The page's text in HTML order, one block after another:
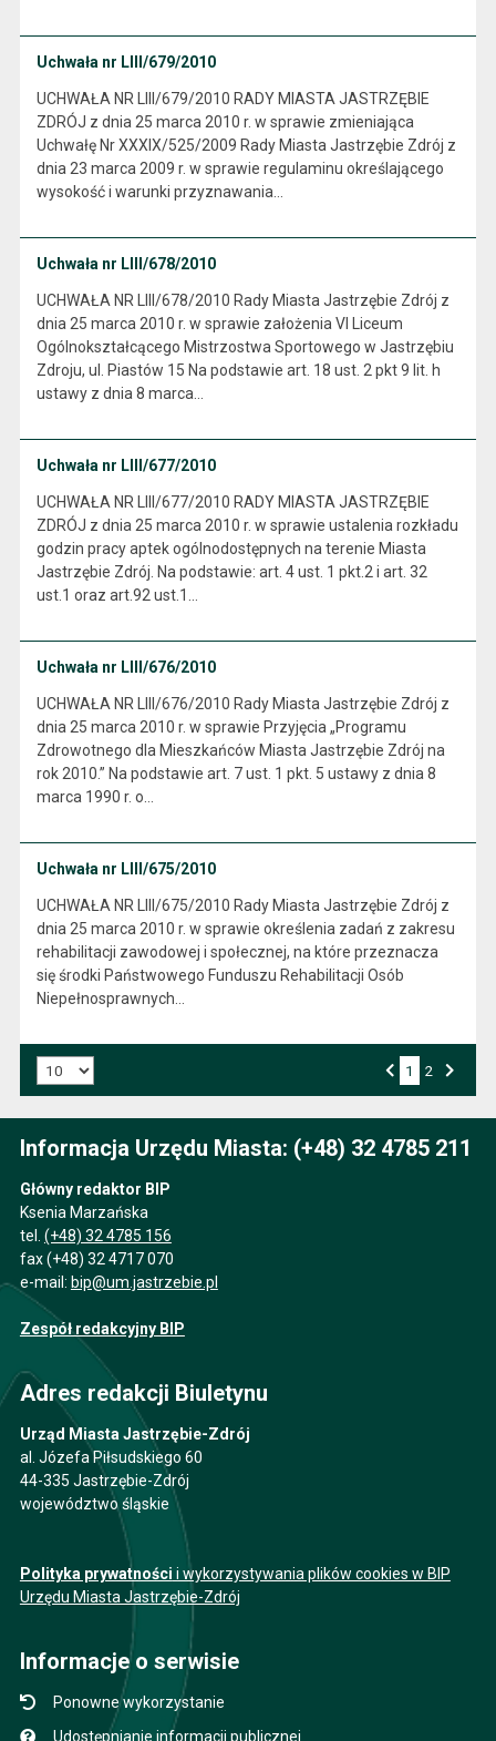
Uchwała nr LIII/679/2010
UCHWAŁA NR LIII/679/2010 RADY MIASTA JASTRZĘBIE
ZDRÓJ z dnia 25 marca 2010 r. w sprawie zmieniająca
Uchwałę Nr XXXIX/525/2009 Rady Miasta Jastrzębie Zdrój z
dnia 23 marca 2009 r. w sprawie regulaminu określającego
wysokość i warunki przyznawania…
Uchwała nr LIII/678/2010
UCHWAŁA NR LIII/678/2010 Rady Miasta Jastrzębie Zdrój z
dnia 25 marca 2010 r. w sprawie założenia VI Liceum
Ogólnokształcącego Mistrzostwa Sportowego w Jastrzębiu
Zdroju, ul. Piastów 15 Na podstawie art. 18 ust. 2 pkt 9 lit. h
ustawy z dnia 8 marca…
Uchwała nr LIII/677/2010
UCHWAŁA NR LIII/677/2010 RADY MIASTA JASTRZĘBIE
ZDRÓJ z dnia 25 marca 2010 r. w sprawie ustalenia rozkładu
godzin pracy aptek ogólnodostępnych na terenie Miasta
Jastrzębie Zdrój. Na podstawie: art. 4 ust. 1 pkt.2 i art. 32
ust.1 oraz art.92 ust.1…
Uchwała nr LIII/676/2010
UCHWAŁA NR LIII/676/2010 Rady Miasta Jastrzębie Zdrój z
dnia 25 marca 2010 r. w sprawie Przyjęcia „Programu
Zdrowotnego dla Mieszkańców Miasta Jastrzębie Zdrój na
rok 2010.” Na podstawie art. 7 ust. 1 pkt. 5 ustawy z dnia 8
marca 1990 r. o…
Uchwała nr LIII/675/2010
UCHWAŁA NR LIII/675/2010 Rady Miasta Jastrzębie Zdrój z
dnia 25 marca 2010 r. w sprawie określenia zadań z zakresu
rehabilitacji zawodowej i społecznej, na które przeznacza
się środki Państwowego Funduszu Rehabilitacji Osób
Niepełnosprawnych…
1 2
Informacja Urzędu Miasta: (+48) 32 4785 211
Główny redaktor BIP
Ksenia Marzańska
tel. (+48) 32 4785 156
fax (+48) 32 4717 070
e-mail: bip@um.jastrzebie.pl
Zespół redakcyjny BIP
Adres redakcji Biuletynu
Urząd Miasta Jastrzębie-Zdrój
al. Józefa Piłsudskiego 60
44-335 Jastrzębie-Zdrój
województwo śląskie
Polityka prywatności i wykorzystywania plików cookies w BIP
Urzędu Miasta Jastrzębie-Zdrój
Informacje o serwisie
Ponowne wykorzystanie
Udostępnianie informacji publicznej